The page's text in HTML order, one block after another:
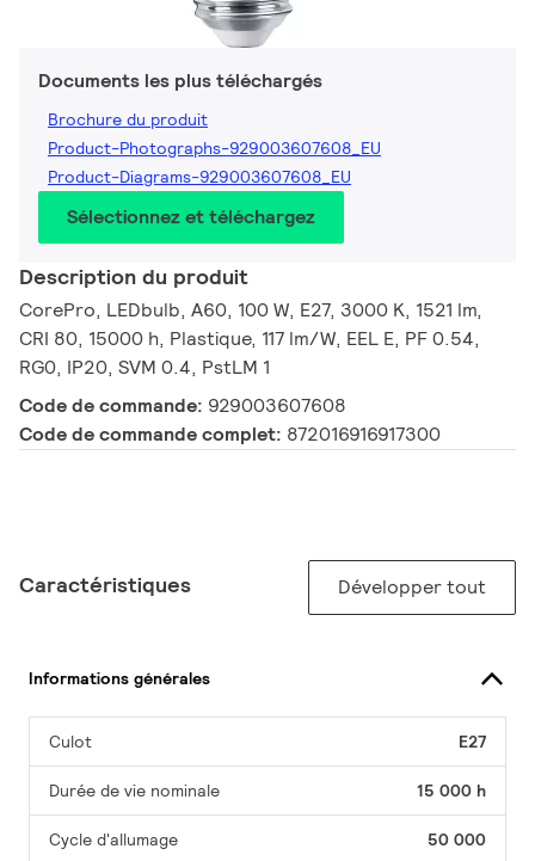
Documents les plus téléchargés
Brochure du produit
Product-Photographs-929003607608_EU
Product-Diagrams-929003607608_EU
Sélectionnez et téléchargez
Description du produit
CorePro, LEDbulb, A60, 100 W, E27, 3000 K, 1521 lm,
CRI 80, 15000 h, Plastique, 117 lm/W, EEL E, PF 0.54,
RG0, IP20, SVM 0.4, PstLM 1
Code de commande: 929003607608
Code de commande complet: 872016916917300
Caractéristiques Développer tout
Informations générales
Culot E27
Durée de vie nominale 15 000 h
Cycle d'allumage 50 000